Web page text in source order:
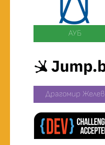
АУБ
Драгомир Желев